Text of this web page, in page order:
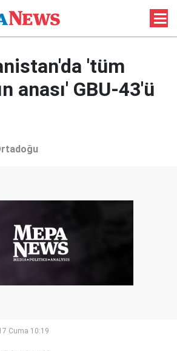
'tüm
anası' GBU-43'ü
Cuma 10:19